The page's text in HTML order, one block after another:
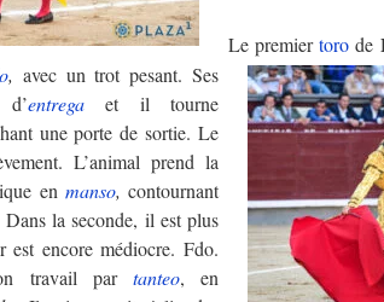
Le premiertoro de
, avec un trot pesant. Ses
d’entregaet il tourne
une porte de sortie. Le
L’animal prend la
en manso, contournant
la seconde, il est plus
est encore médiocre. Fdo.
travail par tanteo, en